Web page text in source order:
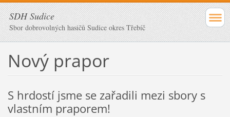
SDH Sudice
Sbor dobrovolných hasičů Sudice okres Třebíč
Nový prapor
S hrdostí jsme se zařadili mezi sbory s
vlastním praporem!